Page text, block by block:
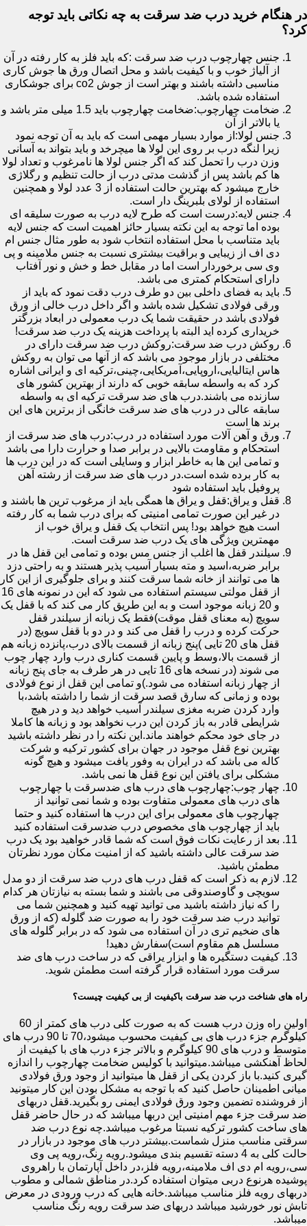
در هنگام خرید درب ضد سرقت به چه نکاتی باید توجه
کرد؟
جنس چهارچوب درب ضد سرقت :که باید فلز به کار رفته در آن
از آلیاژ خوب و با کیفیت باشد و محل اتصال ورق ها جوش کاری
مناسبی داشته باشند و بهتر است از جوش co2 برای جوشکاری
استفاده شده باشد.
ضخامت چهارچوب:ضخامت چهارچوب باید 1.5 میلی متر باشد و
یا بالاتر از آن
جنس لولا:از موارد بسیار مهمی است که باید به آن توجه نمود
زیرا لنگه درب بر روی این لولا ها میچرخد و باید بتواند به آسانی
وزن درب را تحمل کند که اگر جنس لولا ها نامرغوب و تعداد لولا
ها کم باشد پس از گذشت مدتی درب از حالت تنظیم و رگلاژی
خارج میشود که بهترین حالت استفاده از 3 عدد لولا و همچنین
استفاده از لولای بلبرینگ دار است.
جنس لایه:درست است که طرح لایه درب به صورت سلیقه ای
بوده اما توجه به این نکته بسیار حائز اهمیت است که جنس لایه
باید متناسب با محل استفاده انتخاب شود به طور مثال جنس ام
دی اف از زیبایی و براقیت بیشتری نسبت به جنس ملامینه و پی
وی سی برخوردار است اما در مقابل خط و خش و نور آفتاب
دارای استحکام کمتری می باشد.
باید به فضای داخلی بین دو طرف درب دقت نمود که باید از
ورقی فولادی تشکیل شده باشد و اگر داخل درب خالی از ورق
فولادی باشد در حقیقت شما یک درب معمولی در ابعاد بزرگتر
خریداری کرده اید البته با پرداخت هزینه یک درب ضد سرقت!
روکش درب ضد سرقت:روکش درب ضد سرقت دارای در
مختلفی در بازار موجود می باشد که از آنها می توان به روکش
هاس ایتالیایی،اروپایی،آمریکایی،چینی،ترکیه ای و ایرانی اشاره
کرد که به واسطه سابقه خوبی که دارند از بهترین کشور های
سازنده می باشند.درب های ضد سرقت ترکیه ای به واسطه
سابقه عالی در درب های ضد سرقت خانگی از برترین های این
برند ها است
ورق و آهن آلات مورد استفاده در درب:درب های ضد سرقت از
استحکام و مقاومت بالایی در برابر صدا و حرارت دارا می باشد
و تمامی این ها به خاطر ابزار و وسایلی است که در این درب ها
به کار برده شده است.در درب های ضد سرقت از رشته آهن
پروفیل باید استفاده شود
قفل و یراق:قفل و یراق ها همگی باید از مرغوب ترین ها باشند و
در غیر این صورت تمامی امنیتی که برای درب شما به کار رفته
است هیچ خواهد بود! پس انتخاب یک قفل و یراق خوب از
مهمترین ویژگی های یک درب ضد سرقت است.
سیلندر قفل ها اغلب از جنس مس بوده و تمامی این قفل ها در
برابر ضربه،اسید و مته بسیار آسیب پذیر هستند و به راحتی دزد
ها می توانند از خانه شما سرقت کنند و برای جلوگیری از این کار
از قفل مولتی سیستم استفاده می شود که این در نمونه های 16
و 20 زبانه موجود است و به این طریق کار می کند که با قفل یک
سویچ (به معنای قفل موقت)فقط یک زبانه از سیلندر قفل
حرکت کرده و درب را قفل می کند و در دو با قفل سویچ (در
قفل های 20 تایی )پنج زبانه از قسمت بالای درب،پانزده زبانه هم
از قسمت بالا،وسط و پایین قسمت کناری درب وارد چهار چوب
می شوند (در نسخه های 16 تایی در هر طرف به جای پنج زبانه
از چهار زبانه استفاده می شود.)و تمامی این قفل از نوع فولادی
بوده و زمانی که سارق قصد سرقت از شما را داشته باشد،با
وارد کردن ضربه مغزی سیلندر آسیب خواهد دید و در هیچ
شرایطی قادر به باز کردن این درب نخواهد بود و زبانه ها کاملا
در جای خود محکم خواهند ماند.این نکته را در نظر داشته باشید
بهترین نوع قفل موجود در جهان برای کشور ترکیه و شرکت
کاله می باشد که در ایران به وفور یافت میشود و هیچ گونه
مشکلی برای یافتن این نوع قفل ها نمی باشد.
چهار چوب:چهارچوب های درب های ضدسرقت با چهارچوب
های درب های معمولی متفاوت بوده و شما نمی توانید از
چهارچوب های معمولی برای این درب ها استفاده کنید و حتما
باید از چهارچوب های مخصوص درب ضدسرقت استفاده کنید
بعد از رعایت نکات فوق است که شما قادر خواهید بود یک درب
ضد سرقت عالی داشته باشید که از امنیت مکان مورد نظرتان
مطمئن باشید.
لازم به ذکر است که قفل درب های درب ضد سرقت از دو مدل
سویچی و گاوصندوقی می باشند و شما بسته به نیازتان هر کدام
را که نیاز داشته باشید می توانید تهیه کنید و همچنین شما می
توانید درب ضد سرقت خود را به صورت ضد گلوله (که از ورق
های ضخیم تری در آن استفاده می شود که در برابر گلوله های
مسلسل هم مقاوم است)سفارش دهید!
کیفیت دستگیره ها و ابزار یراقی که در ساخت درب های ضد
سرقت مورد استفاده قرار گرفته است مطمئن شوید.
راه های شناخت درب ضد سرقت باکیفیت از بی کیفیت چیست؟
اولین راه وزن درب هست که به صورت کلی درب های کمتر از 60
کیلوگرم جزء درب های بی کیفیت محسوب میشود،70 تا 90 درب های
متوسط و درب های 90 کیلوگرم و بالاتر جزء درب های با کیفیت از
لحاظ آهنکشی میباشد.میتوانید با کولیس ضخامت چهارچوب را اندازه
گیری کنید.با باز کردن یکی از قفل ها میتوانید از وجود ورق فولادی
میانی اطمینان حاصل کنید که با توجه به مشکل بودن این کار میتونید
از فروشنده تضمین وجود ورق فولادی ایمنی رو بگیرید.قفل دربهای
ضد سرقت جزء مهم امنیتی این دربها میباشد که در حال حاضر قفل
های ساخت کشور ترکیه نسبتا مرغوب میباشد.چه نوع درب ضد
سرقتی مناسب منزل شماست.بیشتر درب های موجود در بازار در
حالت کلی به 4 دسته تقسیم بندی میشود.رویه رنگ،رویه پی وی
سی،رویه ام دی اف ملامینه،رویه فلز،در داخل آپارتمان با راهروی
پوشیده هرنوع دربی میتوان استفاده کرد.در مناطق شمالی و مطوب
دربهای رویه فلز مناسب میباشد.خانه هایی که درب ورودی در معرض
تابش نور خورشید میباشد دربهای ضد سرقت رویه رنگ مناسب
میباشد.